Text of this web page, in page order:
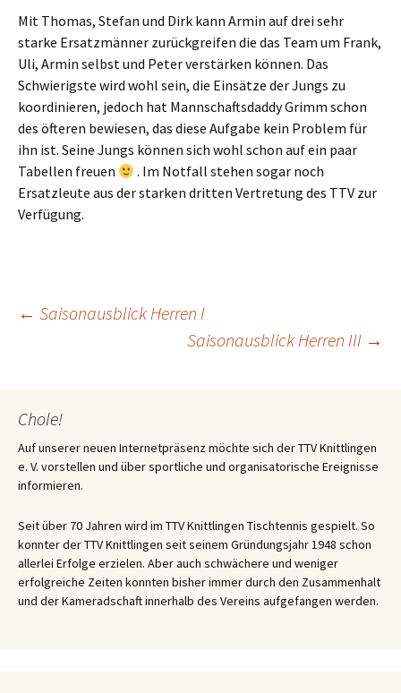
Mit Thomas, Stefan und Dirk kann Armin auf drei sehr
starke Ersatzmänner zurückgreifen die das Team um Frank,
Uli, Armin selbst und Peter verstärken können. Das
Schwierigste wird wohl sein, die Einsätze der Jungs zu
koordinieren, jedoch hat Mannschaftsdaddy Grimm schon
des öfteren bewiesen, das diese Aufgabe kein Problem für
ihn ist. Seine Jungs können sich wohl schon auf ein paar
Tabellen freuen
. Im Notfall stehen sogar noch
Ersatzleute aus der starken dritten Vertretung des TTV zur
Verfügung.
Beitrags-
← Saisonausblick Herren I
Saisonausblick Herren III →
Chole!
Auf unserer neuen Internetpräsenz möchte sich der TTV Knittlingen
e. V. vorstellen und über sportliche und organisatorische Ereignisse
informieren.
Seit über 70 Jahren wird im TTV Knittlingen Tischtennis gespielt. So
konnter der TTV Knittlingen seit seinem Gründungsjahr 1948 schon
allerlei Erfolge erzielen. Aber auch schwächere und weniger
erfolgreiche Zeiten konnten bisher immer durch den Zusammenhalt
und der Kameradschaft innerhalb des Vereins aufgefangen werden.